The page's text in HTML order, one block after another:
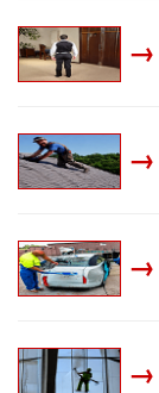
→
→
→
→